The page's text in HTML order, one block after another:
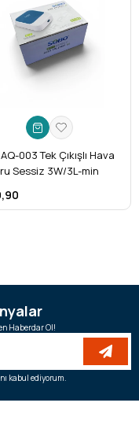
003 Tek Çıkışlı Hava
Sessiz 3W/3L-min
Haberdar Ol!
kabul ediyorum.